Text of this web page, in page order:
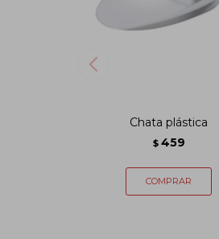
Chata plástica
$ 459